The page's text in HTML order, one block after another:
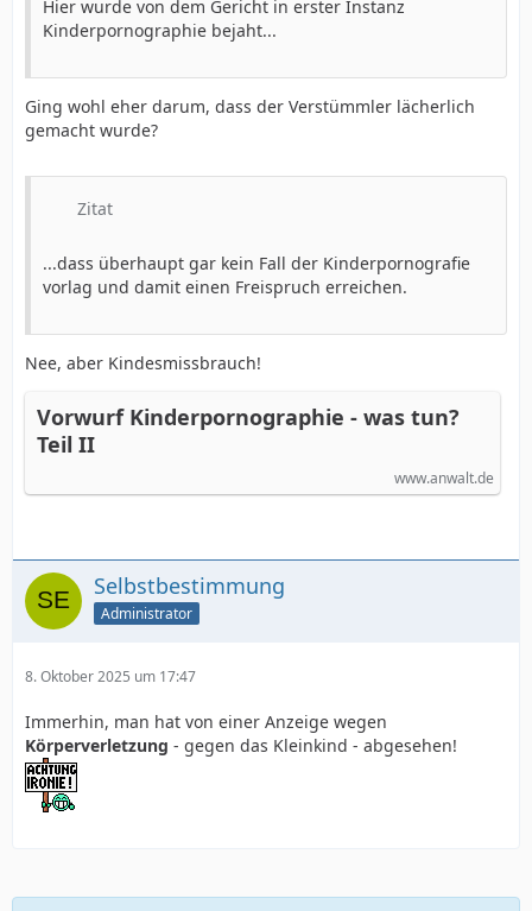
Hier wurde von dem Gericht in erster Instanz
Kinderpornographie bejaht...
Ging wohl eher darum, dass der Verstümmler lächerlich
gemacht wurde?
Zitat
...dass überhaupt gar kein Fall der Kinderpornografie
vorlag und damit einen Freispruch erreichen.
Nee, aber Kindesmissbrauch!
Vorwurf Kinderpornographie - was tun?
Teil II
www.anwalt.de
Selbstbestimmung
Administrator
8. Oktober 2025 um 17:47
Immerhin, man hat von einer Anzeige wegen
Körperverletzung - gegen das Kleinkind - abgesehen!